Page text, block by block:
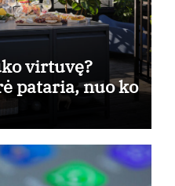
virtuvę?
pataria, nuo ko